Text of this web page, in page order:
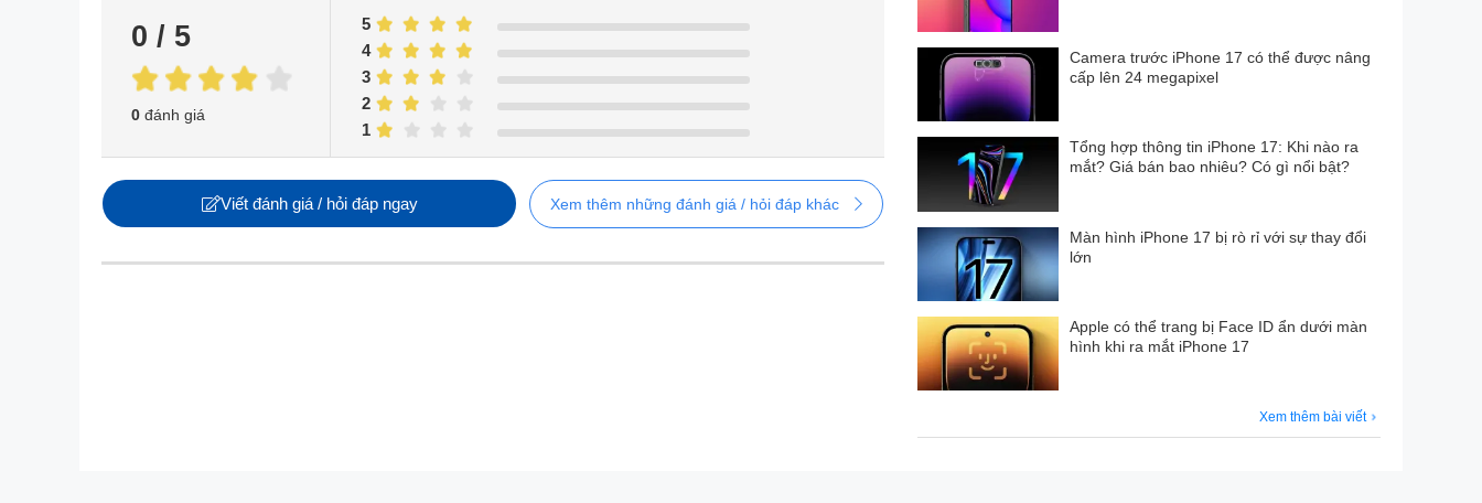
0 / 5
0 đánh giá
1
2
3
4
5
Viết đánh giá / hỏi đáp ngay Xem thêm những đánh giá / hỏi đáp khác
Camera trước iPhone 17 có thể được nâng
cấp lên 24 megapixel
Tổng hợp thông tin iPhone 17: Khi nào ra
mắt? Giá bán bao nhiêu? Có gì nổi bật?
Màn hình iPhone 17 bị rò rỉ với sự thay đổi
lớn
Apple có thể trang bị Face ID ẩn dưới màn
hình khi ra mắt iPhone 17
Xem thêm bài viết